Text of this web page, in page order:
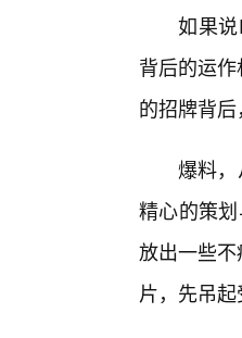
如果
背后的运
的招牌背
爆料
精心的策
放出一些不
片，先吊起